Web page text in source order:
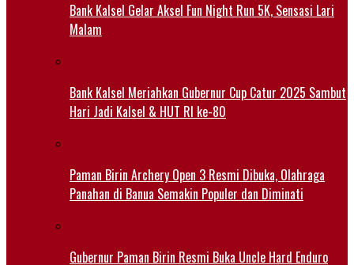
Bank Kalsel Gelar Aksel Fun Night Run 5K, Sensasi Lari
Malam
Bank Kalsel Meriahkan Gubernur Cup Catur 2025 Sambut
Hari Jadi Kalsel & HUT RI ke-80
Paman Birin Archery Open 3 Resmi Dibuka, Olahraga
Panahan di Banua Semakin Populer dan Diminati
Gubernur Paman Birin Resmi Buka Uncle Hard Enduro